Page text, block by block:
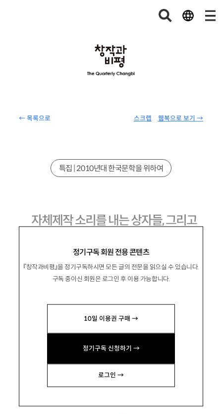
← 목록으로 웹북으로 보기 →
스크랩
정기구독 회원 전용 콘텐츠
『창작과비평』을 정기구독하시면 모든 글의 전문을 읽으실 수 있습니다.
구독 중이신 회원은 로그인 후 이용 가능합니다.
10일 이용권 구매 →
정기구독 신청하기 →
로그인 →
특집 | 2010년대 한국문학을 위하여
자체제작 소리를 내는 상자들, 그리고
金壽伊
문학평론가, 경희대 교양학부 교수. 평론집 『환각
hanmail.net